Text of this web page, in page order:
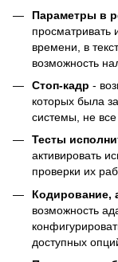
Параметры в
просматривать
времени, в
возможность
Cтоп-кадр -
которых была
системы, не
Тесты
активировать
проверки их
Кодирование,
возможность
доступных